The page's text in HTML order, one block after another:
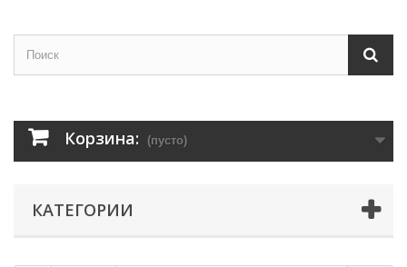
Корзина: (пусто)
КАТЕГОРИИ